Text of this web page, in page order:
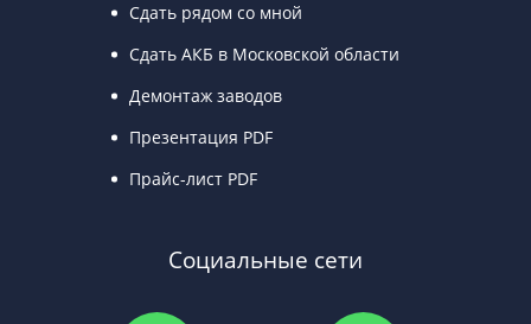
Сдать рядом со мной
Сдать АКБ в Московской области
Демонтаж заводов
Презентация PDF
Прайс-лист PDF
Социальные сети